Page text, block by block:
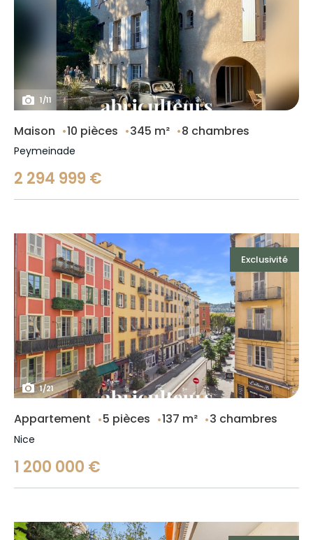
1/11
Maison 10 pièces 345 m² 8 chambres
Peymeinade
2 294 999 €
1/21
Exclusivité
Appartement 5 pièces 137 m² 3 chambres
Nice
1 200 000 €